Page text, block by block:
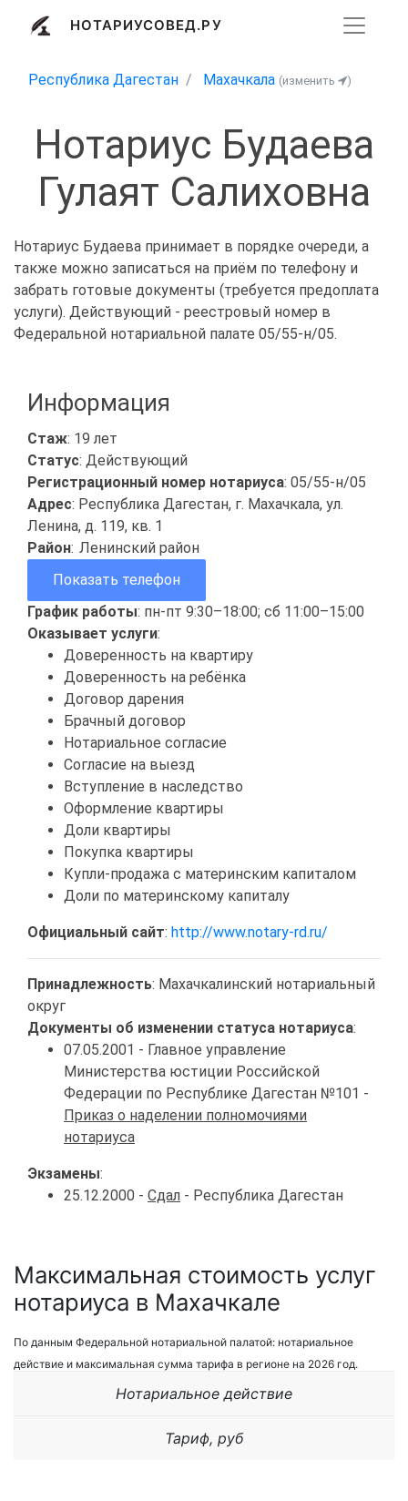
НОТАРИУСОВЕД.РУ
Республика Дагестан Махачкала (изменить )
Нотариус Будаева
Гулаят Салиховна
Нотариус Будаева принимает в порядке очереди, а
также можно записаться на приём по телефону и
забрать готовые документы (требуется предоплата
услуги). Действующий - реестровый номер в
Федеральной нотариальной палате 05/55-н/05.
Информация
Стаж: 19 лет
Статус: Действующий
Регистрационный номер нотариуса: 05/55-н/05
Адрес: Республика Дагестан, г. Махачкала, ул.
Ленина, д. 119, кв. 1
Район: Ленинский район
Показать телефон
График работы: пн-пт 9:30–18:00; сб 11:00–15:00
Оказывает услуги:
Доверенность на квартиру
Доверенность на ребёнка
Договор дарения
Брачный договор
Нотариальное согласие
Согласие на выезд
Вступление в наследство
Оформление квартиры
Доли квартиры
Покупка квартиры
Купли-продажа с материнским капиталом
Доли по материнскому капиталу
Официальный сайт: http://www.notary-rd.ru/
Принадлежность: Махачкалинский нотариальный
округ
Документы об изменении статуса нотариуса:
07.05.2001 - Главное управление
Министерства юстиции Российской
Федерации по Республике Дагестан №101 -
Приказ о наделении полномочиями
нотариуса
Экзамены:
25.12.2000 - Сдал - Республика Дагестан
Максимальная стоимость услуг
нотариуса в Махачкале
По данным Федеральной нотариальной палатой: нотариальное
действие и максимальная сумма тарифа в регионе на 2026 год.
Нотариальное действие
Тариф, руб